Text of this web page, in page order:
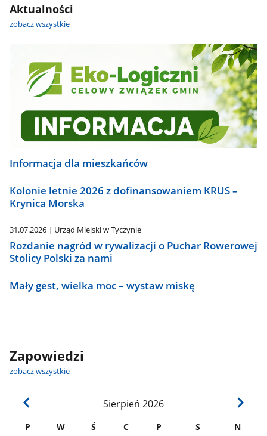
Aktualności
zobacz wszystkie
Informacja dla mieszkańców
Kolonie letnie 2026 z dofinansowaniem KRUS –
Krynica Morska
31.07.2026 Urząd Miejski w Tyczynie
Rozdanie nagród w rywalizacji o Puchar Rowerowej
Stolicy Polski za nami
Mały gest, wielka moc – wystaw miskę
Zapowiedzi
zobacz wszystkie
Sierpień 2026
P W Ś C P S N